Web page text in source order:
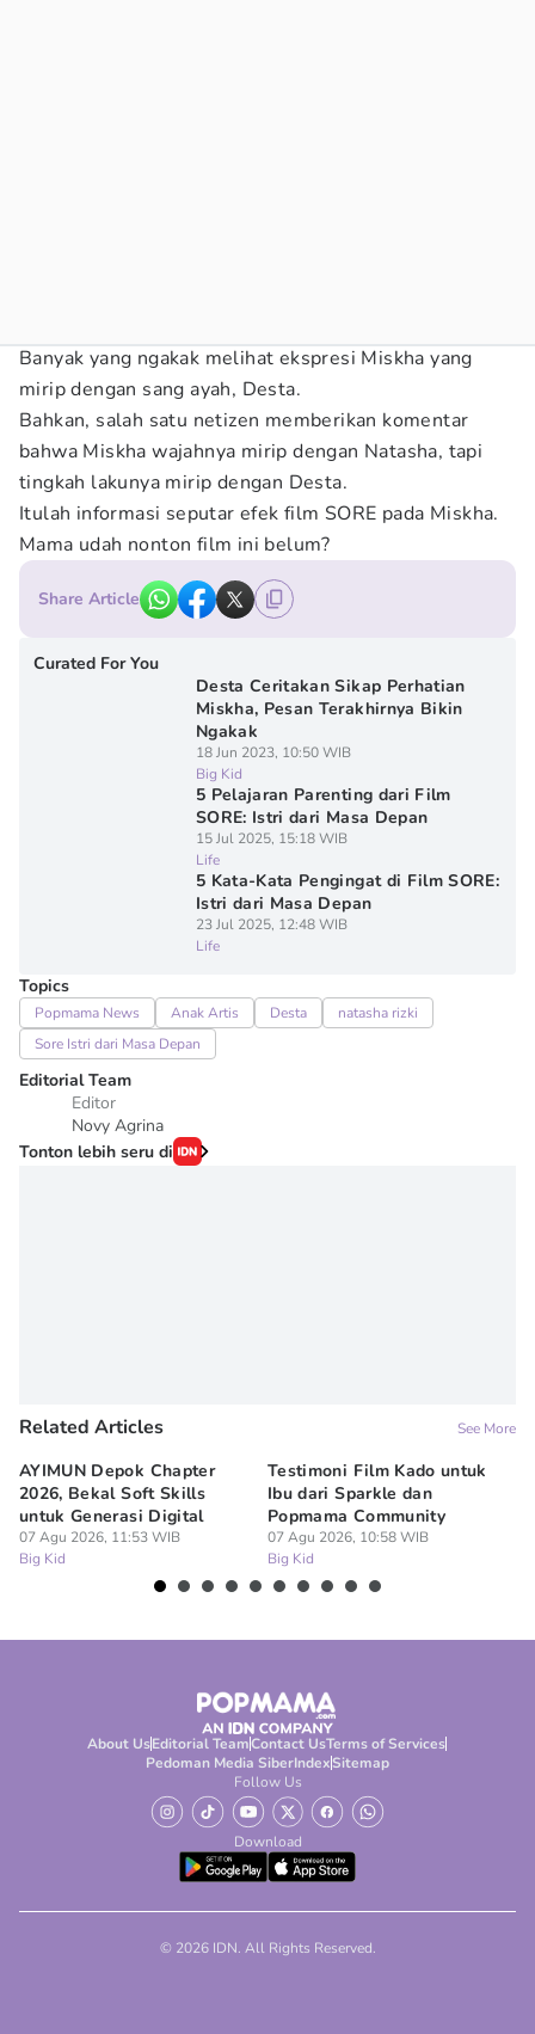
Banyak yang ngakak melihat ekspresi Miskha yang
mirip dengan sang ayah, Desta.
Bahkan, salah satu netizen memberikan komentar
bahwa Miskha wajahnya mirip dengan Natasha, tapi
tingkah lakunya mirip dengan Desta.
Itulah informasi seputar efek film SORE pada Miskha.
Mama udah nonton film ini belum?
Share Article
Curated For You
Desta Ceritakan Sikap Perhatian
Miskha, Pesan Terakhirnya Bikin
Ngakak
18 Jun 2023, 10:50 WIB
Big Kid
5 Pelajaran Parenting dari Film
SORE: Istri dari Masa Depan
15 Jul 2025, 15:18 WIB
Life
5 Kata-Kata Pengingat di Film SORE:
Istri dari Masa Depan
23 Jul 2025, 12:48 WIB
Life
Topics
Popmama News Anak Artis Desta
natasha rizki
Sore Istri dari Masa Depan
Editorial Team
Editor
Novy Agrina
Tonton lebih seru di
Related Articles See More
AYIMUN Depok Chapter
2026, Bekal Soft Skills
untuk Generasi Digital
07 Agu 2026, 11:53 WIB
Big Kid
Testimoni Film Kado untuk
Ibu dari Sparkle dan
Popmama Community
07 Agu 2026, 10:58 WIB
Big Kid
About UsEditorial TeamContact UsTerms of Services
Pedoman Media SiberIndexSitemap
Follow Us
Download
© 2026 IDN. All Rights Reserved.